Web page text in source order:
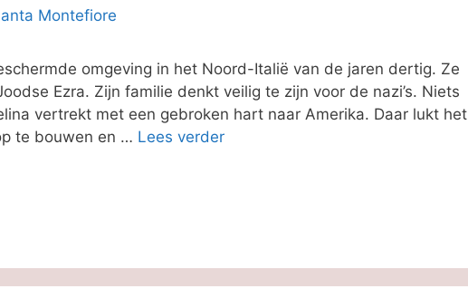
omgeving in het Noord-Italië van de jaren dertig. Ze
Ezra. Zijn familie denkt veilig te zijn voor de nazi’s. Niets
vertrekt met een gebroken hart naar Amerika. Daar lukt het
te bouwen en … Lees verder